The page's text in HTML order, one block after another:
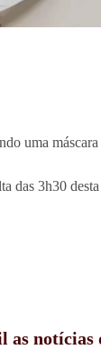
uma
das 3h30
as